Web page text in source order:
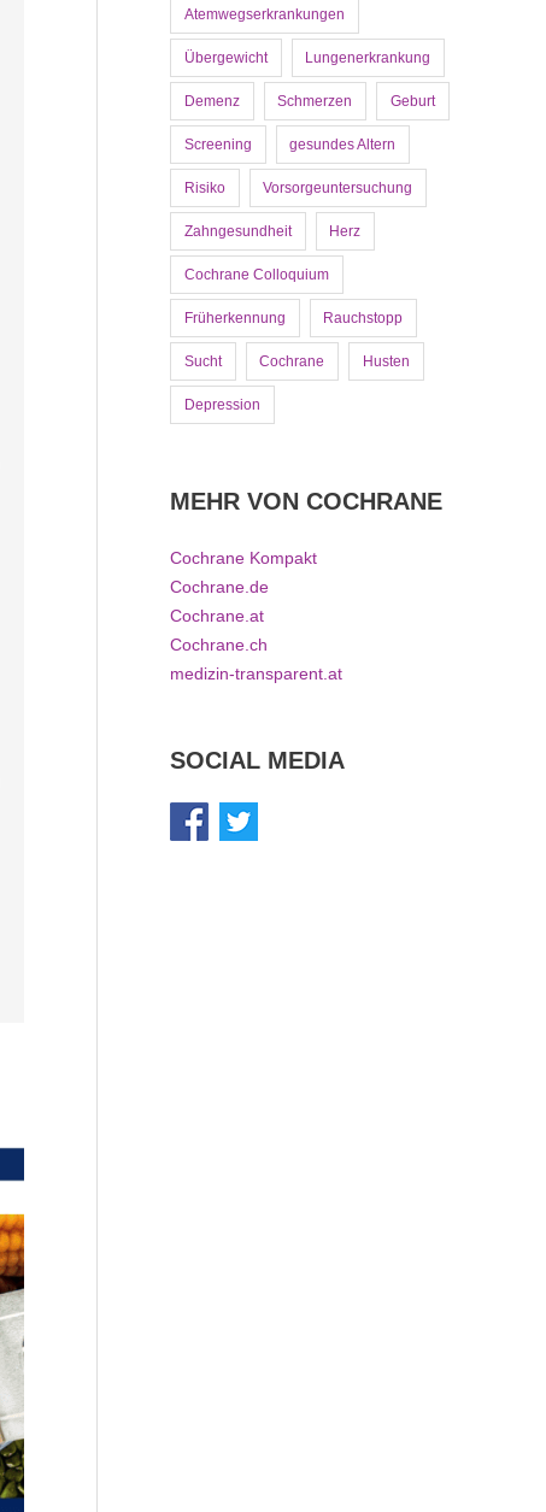
Atemwegserkrankungen
Übergewicht Lungenerkrankung
Demenz Schmerzen Geburt
Screening gesundes Altern
Risiko Vorsorgeuntersuchung
Zahngesundheit Herz
Cochrane Colloquium
Früherkennung Rauchstopp
Sucht Cochrane Husten
Depression
MEHR VON COCHRANE
Cochrane Kompakt
Cochrane.de
Cochrane.at
Cochrane.ch
medizin-transparent.at
SOCIAL MEDIA